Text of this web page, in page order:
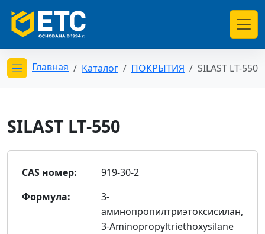
Открыть меню категорий
Главная Каталог ПОКРЫТИЯ SILAST LT-550
SILAST LT-550
CAS номер:
919-30-2
Формула:
3-
аминопропилтриэтоксисилан,
3-Aminopropyltriethoxysilane